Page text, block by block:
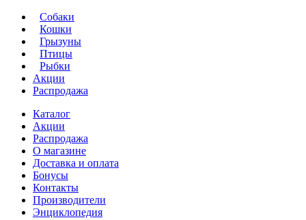
Собаки
Кошки
Грызуны
Птицы
Рыбки
Акции
Распродажа
Каталог
Акции
Распродажа
О магазине
Доставка и оплата
Бонусы
Контакты
Производители
Энциклопедия